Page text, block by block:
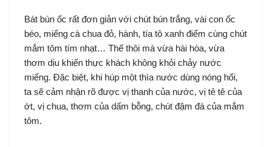
Bát bún ốc rất đơn giản với chút bún trắng, vài con ốc
béo, miếng cà chua đỏ, hành, tía tô xanh điểm cùng chút
mắm tôm tím nhạt… Thế thôi mà vừa hài hòa, vừa
thơm dịu khiến thực khách không khỏi chảy nước
miếng. Đặc biệt, khi húp một thìa nước dùng nóng hổi,
ta sẽ cảm nhận rõ được vị thanh của nước, vị tê tê của
ớt, vị chua, thơm của dấm bỗng, chút đậm đà của mắm
tôm.